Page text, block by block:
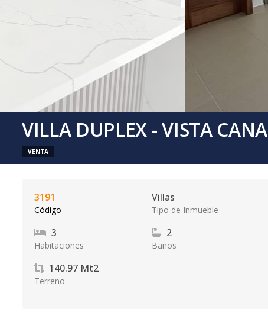
VILLA DUPLEX - VISTA CANA
VENTA
3191
Código
Villas
Tipo de Inmueble
3
Habitaciones
2
Baños
140.97 Mt2
Terreno